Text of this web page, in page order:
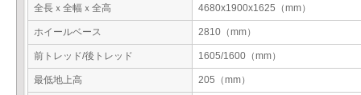
全長ｘ全幅ｘ全高 4680x1900x1625（mm）
ホイールベース 2810（mm）
前トレッド/後トレッド 1605/1600（mm）
最低地上高 205（mm）